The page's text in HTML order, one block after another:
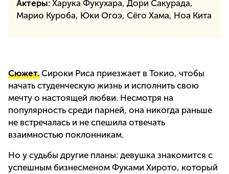
Актеры: Харука Фукухара, Дори Сакурада,
Марио Куроба, Юки Огоэ, Сёго Хама, Ноа Кита
Сюжет. Сироки Риса приезжает в Токио, чтобы
начать студенческую жизнь и исполнить свою
мечту о настоящей любви. Несмотря на
популярность среди парней, она никогда раньше
не встречалась и не спешила отвечать
взаимностью поклонникам.
Но у судьбы другие планы: девушка знакомится с
успешным бизнесменом Фуками Хирото, который